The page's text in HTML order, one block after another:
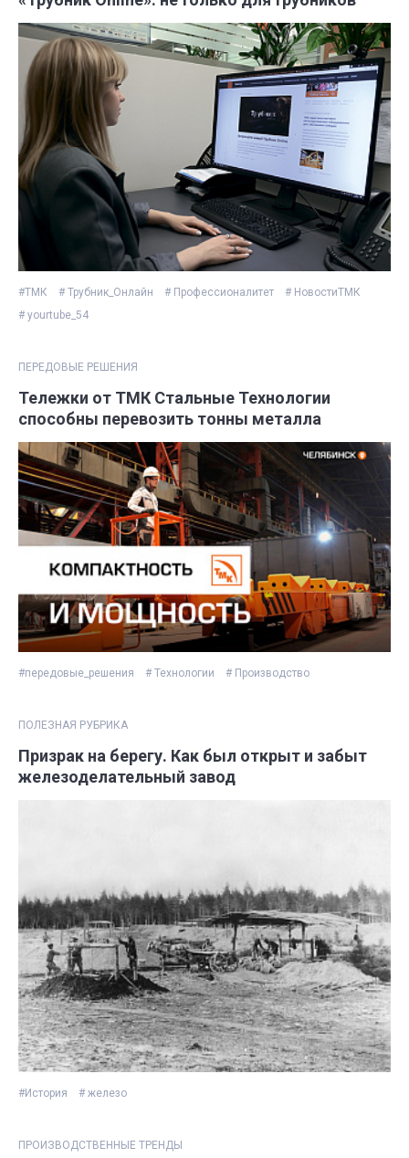
#ТМК # Трубник_Онлайн # Профессионалитет
# НовостиТМК
# yourtube_54
ПЕРЕДОВЫЕ РЕШЕНИЯ
Тележки от ТМК Стальные Технологии
способны перевозить тонны металла
#передовые_решения # Технологии # Производство
ПОЛЕЗНАЯ РУБРИКА
Призрак на берегу. Как был открыт и забыт
железоделательный завод
#История # железо
ПРОИЗВОДСТВЕННЫЕ ТРЕНДЫ